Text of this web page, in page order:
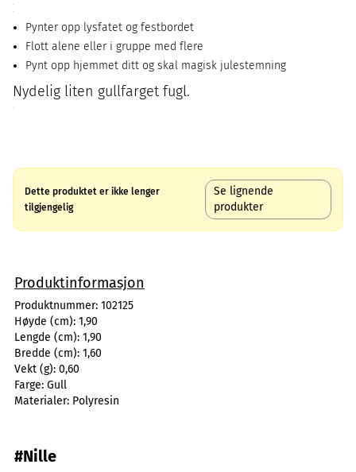
Pynter opp lysfatet og festbordet
Flott alene eller i gruppe med flere
Pynt opp hjemmet ditt og skal magisk julestemning
Nydelig liten gullfarget fugl.
Dette produktet er ikke lenger
tilgjengelig
Se lignende
produkter
Produktinformasjon
Produktnummer: 102125
Høyde (cm): 1,90
Lengde (cm): 1,90
Bredde (cm): 1,60
Vekt (g): 0,60
Farge: Gull
Materialer: Polyresin
#Nille